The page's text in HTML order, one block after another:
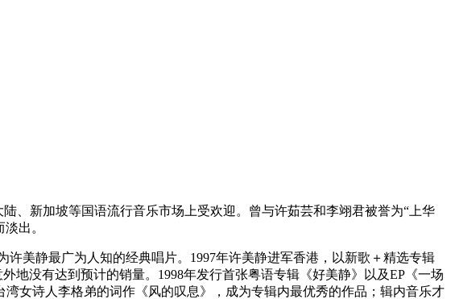
、新加坡等国语流行音乐市场上受欢迎。曾与许茹芸和李翊君被誉为“上华
出。
美静最广为人知的经典唱片。1997年许美静进军香港，以新歌＋精选专辑
地没有达到预计的销量。1998年发行首张粤语专辑《好美静》以及EP《一场
女诗人李格弟的词作《风的叹息》，成为专辑内最优秀的作品；辑内音乐才